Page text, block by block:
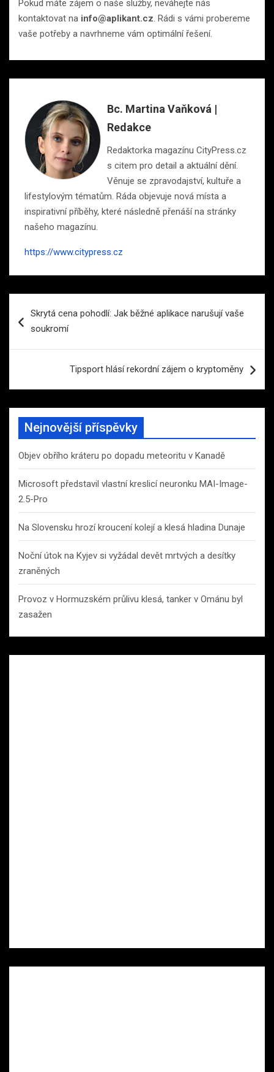
Pokud máte zájem o naše služby, neváhejte nás
kontaktovat na info@aplikant.cz. Rádi s vámi probereme
vaše potřeby a navrhneme vám optimální řešení.
Bc. Martina Vaňková |
Redakce
Redaktorka magazínu CityPress.cz
s citem pro detail a aktuální dění.
Věnuje se zpravodajství, kultuře a
lifestylovým tématům. Ráda objevuje nová místa a
inspirativní příběhy, které následně přenáší na stránky
našeho magazínu.
https://www.citypress.cz
proSkrytá cena pohodlí: Jak běžné aplikace narušují vaše
soukromí
Tipsport hlásí rekordní zájem o kryptoměny
Nejnovější příspěvky
Objev obřího kráteru po dopadu meteoritu v Kanadě
Microsoft představil vlastní kreslicí neuronku MAI-Image-
2.5-Pro
Na Slovensku hrozí kroucení kolejí a klesá hladina Dunaje
Noční útok na Kyjev si vyžádal devět mrtvých a desítky
zraněných
Provoz v Hormuzském průlivu klesá, tanker v Ománu byl
zasažen